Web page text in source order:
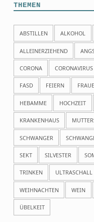
THEMEN
ABSTILLEN ALKOHOL
ALLEINERZIEHEND
CORONA CORONAVIRUS
FASD FEIERN
HEBAMME HOCHZEIT
KRANKENHAUS
SCHWANGER
SEKT SILVESTER
TRINKEN ULTRASCHALL
WEIHNACHTEN WEIN
ÜBELKEIT